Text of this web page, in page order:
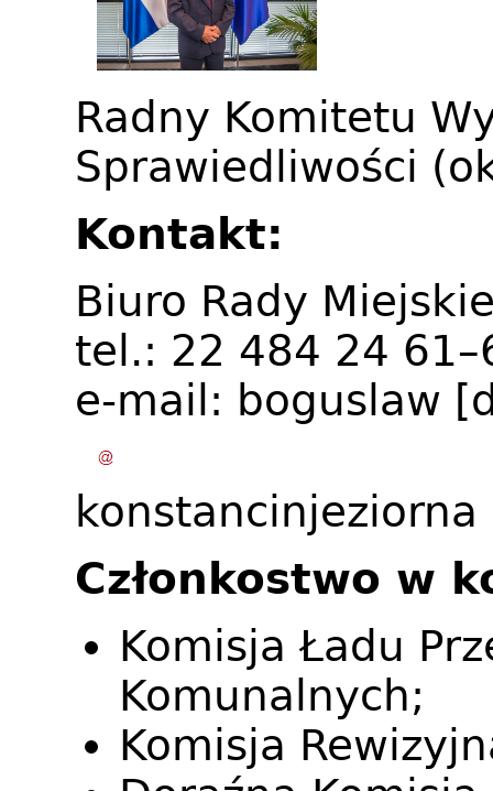
Radny Komitetu
Sprawiedliwości
Kontakt:
Biuro Rady
tel.: 22 484 24
e-mail: boguslaw
konstancinjeziorna
Członkostwo w
Komisja Ładu
Komunalnych;
Komisja